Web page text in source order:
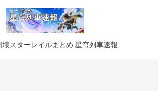
スターレイルまとめ 星穹列車速報.